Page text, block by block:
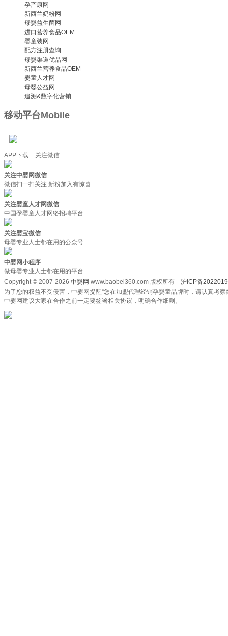
孕产康网
新西兰奶粉网
母婴益生菌网
进口营养食品OEM
婴童装网
配方注册查询
母婴渠道优品网
新西兰营养食品OEM
婴童人才网
母婴公益网
追溯&数字化营销
移动平台Mobile
APP下载 + 关注微信
关注中婴网微信
微信扫一扫关注 新粉加入有惊喜
关注婴童人才网微信
中国孕婴童人才网络招聘平台
关注婴宝微信
母婴专业人士都在用的公众号
中婴网小程序
做母婴专业人士都在用的平台
Copyright © 2007-2026 中婴网 www.baobei360.com 版权所有 沪ICP备
为了您的权益不受侵害，中婴网提醒“您在加盟代理经销孕婴童品牌时，请认真考
中婴网建议大家在合作之前一定要签署相关协议，明确合作细则。